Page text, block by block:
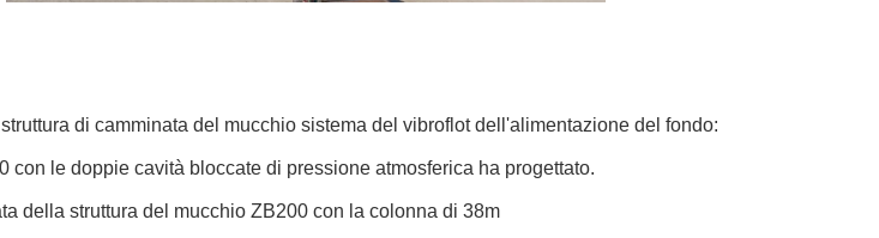
di camminata del mucchio sistema del vibroflot dell'alimentazione del fondo:
con le doppie cavità bloccate di pressione atmosferica ha progettato.
della struttura del mucchio ZB200 con la colonna di 38m